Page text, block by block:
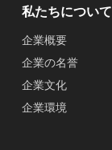
私たちについて
企業概要
企業の名誉
企業文化
企業環境